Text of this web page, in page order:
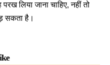
लिया जाना चाहिए, नहीं तो
सकता है।